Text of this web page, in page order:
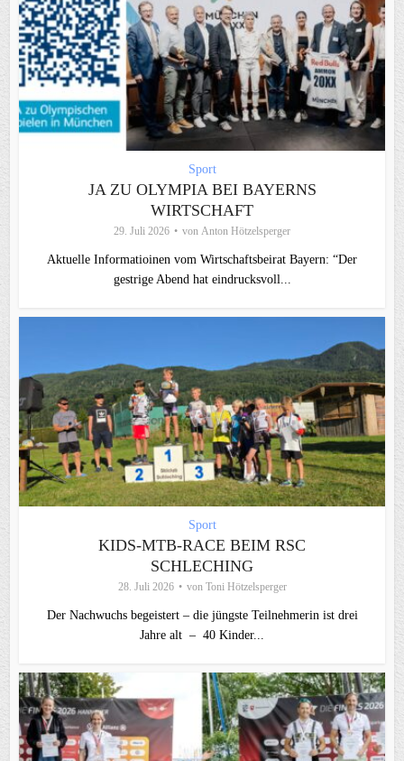
Sport
JA ZU OLYMPIA BEI BAYERNS
WIRTSCHAFT
29. Juli 2026 von Anton Hötzelsperger
Aktuelle Informatioinen vom Wirtschaftsbeirat Bayern: “Der
gestrige Abend hat eindrucksvoll...
Sport
KIDS-MTB-RACE BEIM RSC
SCHLECHING
28. Juli 2026 von Toni Hötzelsperger
Der Nachwuchs begeistert – die jüngste Teilnehmerin ist drei
Jahre alt – 40 Kinder...